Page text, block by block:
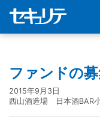
ファンドの
2015年9月3日
西山酒造場 日本酒BAR